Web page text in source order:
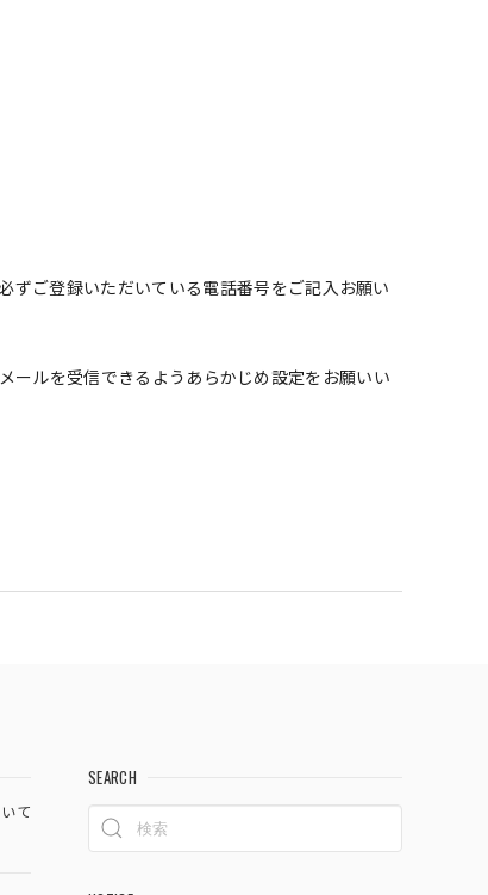
ご登録いただいている電話番号をご記入お願い
ールを受信できるようあらかじめ設定をお願いい
て
SEARCH